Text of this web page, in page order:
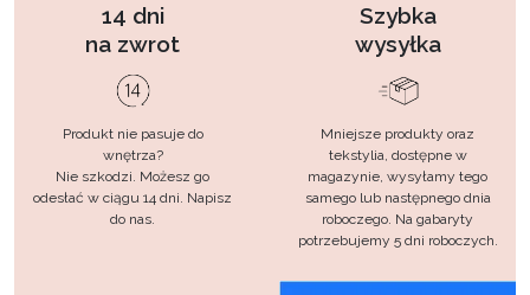
14 dni
na zwrot
Produkt nie pasuje do
wnętrza?
Nie szkodzi. Możesz go
odesłać w ciągu 14 dni. Napisz
do nas.
Szybka
wysyłka
Mniejsze produkty oraz
tekstylia, dostępne w
magazynie, wysyłamy tego
samego lub następnego dnia
roboczego. Na gabaryty
potrzebujemy 5 dni roboczych.